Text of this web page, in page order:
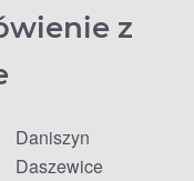
z
Daniszyn
Daszewice